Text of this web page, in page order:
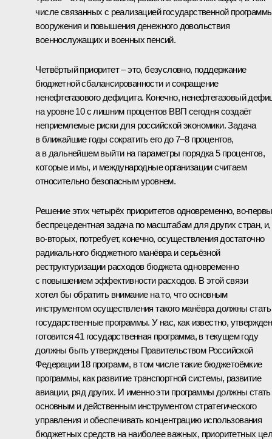
числе связанных с реализацией государственной
вооружения и повышения денежного довольствия
военнослужащих и военных пенсий.
Четвёртый приоритет – это, безусловно, поддержание
бюджетной сбалансированности и сокращение
ненефтегазового дефицита. Конечно, ненефтегазовый
на уровне 10 с лишним процентов ВВП сегодня создаёт
неприемлемые риски для российской экономики. Задача
в ближайшие годы сократить его до 7–8 процентов,
а в дальнейшем выйти на параметры порядка 5 процентов,
которые и мы, и международные организации считаем
относительно безопасным уровнем.
Решение этих четырёх приоритетов одновременно,
беспрецедентная задача по масштабам для других стран, и,
во‑вторых, потребует, конечно, осуществления достаточно
радикального бюджетного манёвра и серьёзной
реструктуризации расходов бюджета одновременно
с повышением эффективности расходов. В этой связи
хотел бы обратить внимание на то, что основным
инструментом осуществления такого манёвра должны стать
государственные программы. У нас, как известно,
готовится 41 государственная программа, в текущем году
должны быть утверждены Правительством Российской
Федерации 18 программ, в том числе такие бюджетоёмкие
программы, как развитие транспортной системы, развитие
авиации, ряд других. И именно эти программы должны стать
основным и действенным инструментом стратегического
управления и обеспечивать концентрацию использования
бюджетных средств на наиболее важных, приоритетных